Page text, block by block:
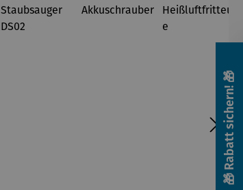
🎁 Rabatt sichern! 🎁